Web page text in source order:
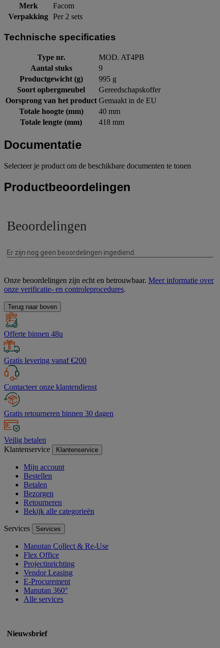
Merk
Facom
Verpakking Per 2 sets
Technische specificaties
Type nr.
MOD. AT4PB
Aantal stuks
9
Productgewicht (g)
995 g
Soort opbergmeubel
Gereedschapskoffer
Oorsprong van het product Gemaakt in de EU
Totale hoogte (mm)
40 mm
Totale lengte (mm)
418 mm
Documentatie
Selecteer je product om de beschikbare documenten te tonen
Productbeoordelingen
Onze beoordelingen zijn echt en betrouwbaar. Meer informatie over
onze verificatie- en controleprocedures.
Terug naar boven
Offerte binnen 48u
Gratis levering vanaf €200
Contacteer onze klantendienst
Gratis retourneren binnen 30 dagen
Veilig betalen
Klantenservice
Klantenservice
Mijn account
Bestellen
Betalen
Bezorgen
Retourneren
Bekijk alle categorieën
Services Services
Manutan Collect & Re-Use
Flex Office
Projectinrichting
Vendor Leasing
E-Procurement
Manutan 360°
Alle services
Nieuwsbrief